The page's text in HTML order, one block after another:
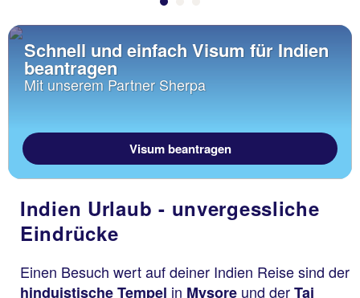
Schnell und einfach Visum für Indien
beantragen
Mit unserem Partner Sherpa
Visum beantragen
Indien Urlaub - unvergessliche
Eindrücke
Einen Besuch wert auf deiner Indien Reise sind der
hinduistische Tempel in Mysore und derTaj